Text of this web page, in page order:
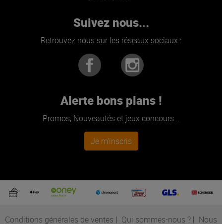
Suivez nous...
Retrouvez nous sur les réseaux sociaux :
Alerte bons plans !
Promos, Nouveautés et jeux concours...
Je m'inscris
Conditions générales de ventes | Qui sommes-nous ? | Nous